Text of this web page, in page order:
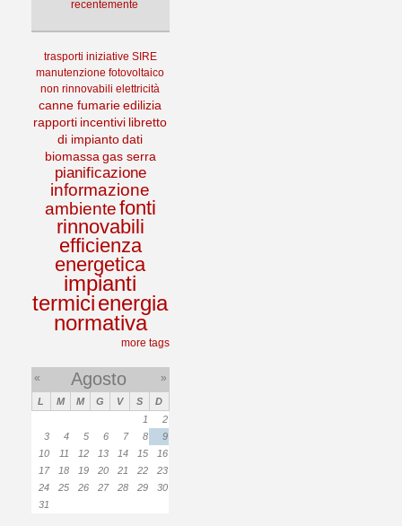
recentemente
trasporti iniziative SIRE
manutenzione fotovoltaico
non rinnovabili elettricità
canne fumarie edilizia
rapporti incentivi libretto
di impianto dati
biomassa gas serra
pianificazione
informazione
ambientefonti
rinnovabili
efficienza
energetica
impianti
termicienergia
normativa
more tags
« Agosto »
L M M G V S
D
1
2
3
4 5 6 7 8
9
10
11 12 13 14 15
16
17
18 19 20 21 22
23
24
25 26 27 28 29
30
31